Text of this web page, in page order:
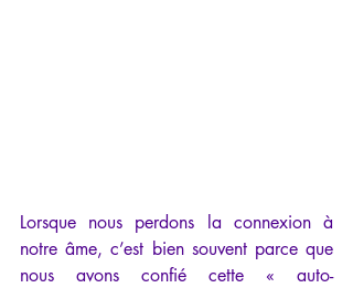
Lorsque nous perdons la connexion à
notre âme, c’est bien souvent parce que
nous avons confié cette « auto-